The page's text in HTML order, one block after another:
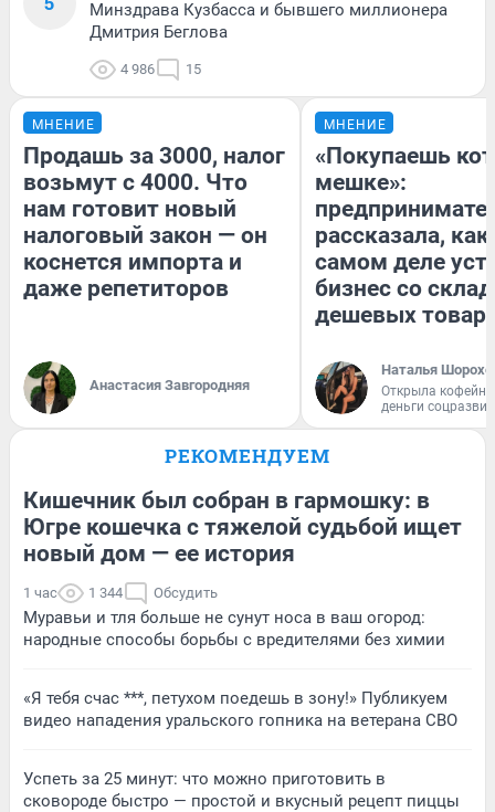
Минздрава Кузбасса и бывшего миллионера
Дмитрия Беглова
4 986 15
МНЕНИЕ
Продашь за 3000, налог
возьмут с 4000. Что
нам готовит новый
налоговый закон — он
коснется импорта и
даже репетиторов
Анастасия Завгородняя
МНЕНИЕ
«Покупаешь
мешке»:
рассказала, как
самом деле
бизнес со
дешевых
Наталья
Открыла
деньги
РЕКОМЕНДУЕМ
Кишечник был собран в гармошку: в
Югре кошечка с тяжелой судьбой ищет
новый дом — ее история
1 час 1 344 Обсудить
Муравьи и тля больше не сунут носа в ваш огород:
народные способы борьбы с вредителями без химии
«Я тебя счас ***, петухом поедешь в зону!» Публикуем
видео нападения уральского гопника на ветерана СВО
Успеть за 25 минут: что можно приготовить в
сковороде быстро — простой и вкусный рецепт пиццы